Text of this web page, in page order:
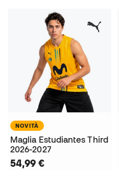
NOVITÀ
Maglia Estudiantes Third
2026-2027
54,99 €